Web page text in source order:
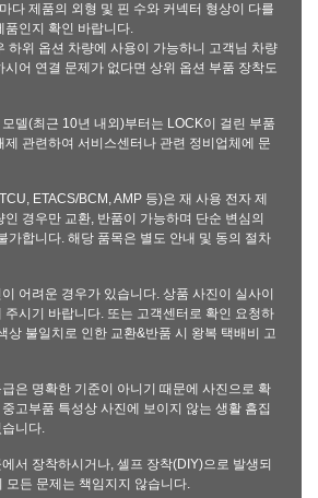
다 제품의 외형 및 핀 수와 커넥터 형상이 다를
품인지 확인 바랍니다.
하위 옵션 차량에 사용이 가능하니 고객님 차량
시어 연결 문제가 없다면 상위 옵션 부품 장착도
델(최근 10년 내외)부터는 LOCK이 걸린 부품
제 관련하여 서비스센터나 관련 정비업체에 문
ETACS/BCM, AMP 등)은 재 사용 전자 제
경우만 교환, 반품이 가능하며 단순 변심의
가합니다. 해당 품목은 별도 안내 및 동의 절차
어려운 경우가 있습니다. 상품 사진이 실사이
주시기 바랍니다. 또는 고객센터로 확인 요청하
상 불일치로 인한 교환&반품 시 왕복 택배비 고
은 명확한 기준이 아니기 때문에 사진으로 확
고부품 특성상 사진에 보이지 않는 생활 흠집
니다.
서 장착하시거나, 셀프 장착(DIY)으로 발생되
모든 문제는 책임지지 않습니다.